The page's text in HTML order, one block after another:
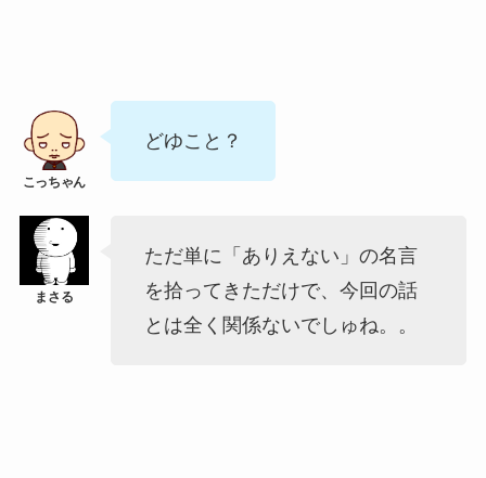
どゆこと？
ただ単に「ありえない」の名言
を拾ってきただけで、今回の話
とは全く関係ないでしゅね。。